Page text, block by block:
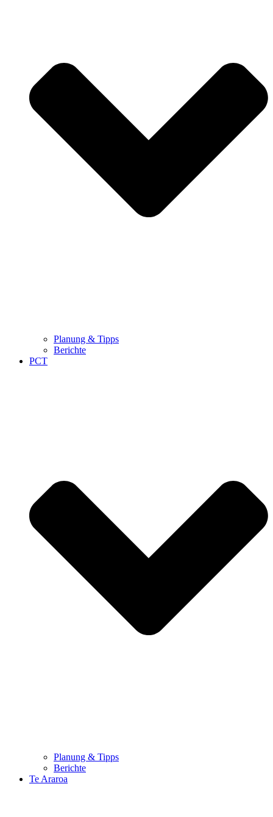
Planung & Tipps
Berichte
PCT
Planung & Tipps
Berichte
Te Araroa